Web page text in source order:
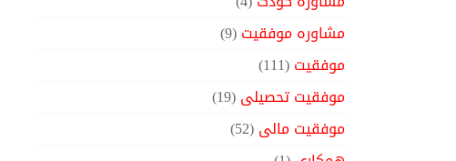
مشاوره موفقیت(9)
موفقیت(111)
موفقیت تحصیلی(19)
موفقیت مالی(52)